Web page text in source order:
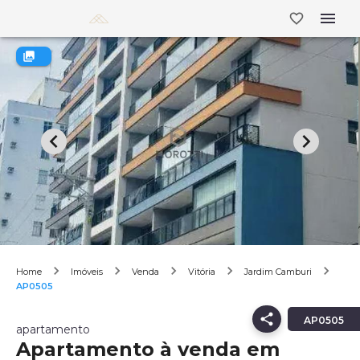
Home Imóveis Venda Vitória
Jardim Camburi
AP0505
AP0505
apartamento
Apartamento à venda em